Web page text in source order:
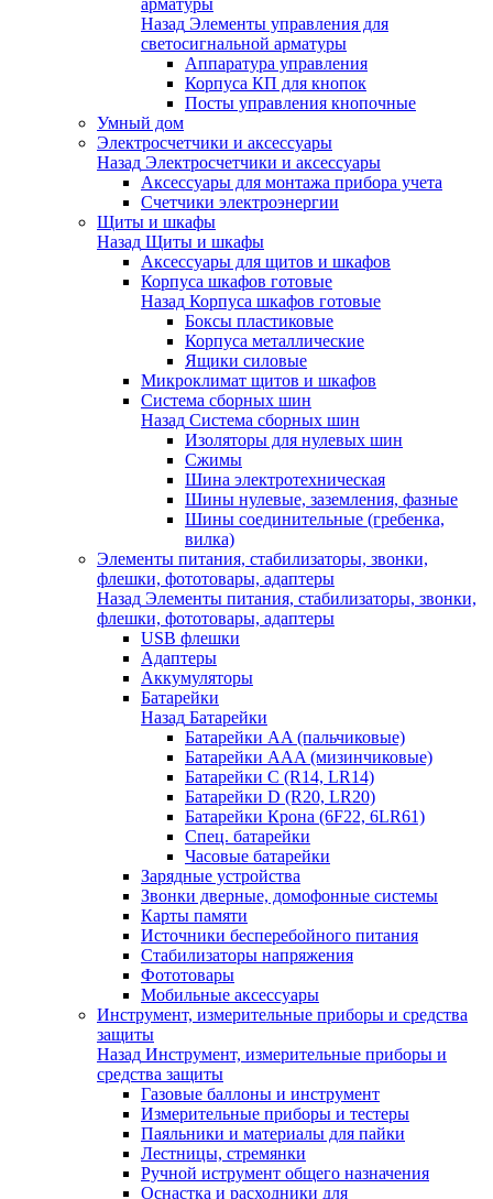
арматуры
Назад Элементы управления для
светосигнальной арматуры
Аппаратура управления
Корпуса КП для кнопок
Посты управления кнопочные
Умный дом
Электросчетчики и аксессуары
Назад Электросчетчики и аксессуары
Аксессуары для монтажа прибора учета
Счетчики электроэнергии
Щиты и шкафы
Назад Щиты и шкафы
Аксессуары для щитов и шкафов
Корпуса шкафов готовые
Назад Корпуса шкафов готовые
Боксы пластиковые
Корпуса металлические
Ящики силовые
Микроклимат щитов и шкафов
Система сборных шин
Назад Система сборных шин
Изоляторы для нулевых шин
Сжимы
Шина электротехническая
Шины нулевые, заземления, фазные
Шины соединительные (гребенка,
вилка)
Элементы питания, стабилизаторы, звонки,
флешки, фототовары, адаптеры
Назад Элементы питания, стабилизаторы, звонки,
флешки, фототовары, адаптеры
USB флешки
Адаптеры
Аккумуляторы
Батарейки
Назад Батарейки
Батарейки AA (пальчиковые)
Батарейки AAA (мизинчиковые)
Батарейки C (R14, LR14)
Батарейки D (R20, LR20)
Батарейки Крона (6F22, 6LR61)
Спец. батарейки
Часовые батарейки
Зарядные устройства
Звонки дверные, домофонные системы
Карты памяти
Источники бесперебойного питания
Стабилизаторы напряжения
Фототовары
Мобильные аксессуары
Инструмент, измерительные приборы и средства
защиты
Назад Инструмент, измерительные приборы и
средства защиты
Газовые баллоны и инструмент
Измерительные приборы и тестеры
Паяльники и материалы для пайки
Лестницы, стремянки
Ручной иструмент общего назначения
Оснастка и расходники для